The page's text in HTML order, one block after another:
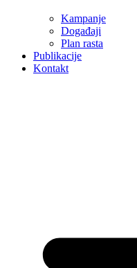
Kampanje
Događaji
Plan rasta
Publikacije
Kontakt